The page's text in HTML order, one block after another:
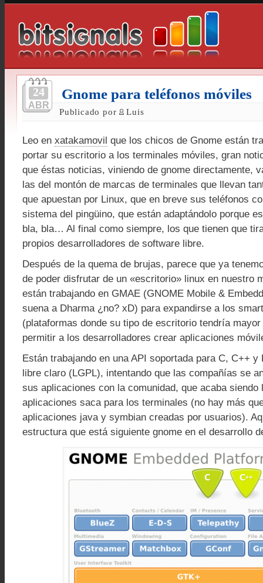
24
ABR
Gnome para teléfonos móviles
Publicado por Luis
Leo en xatakamovil que los chicos de Gnome están
portar su escritorio a los terminales móviles, gran
que éstas noticias, viniendo de gnome directamente,
las del montón de marcas de terminales que llevan
que apuestan por Linux, que en breve sus teléfonos
sistema del pingüino, que están adaptándolo porque
bla, bla… Al final como siempre, los que tienen que
propios desarrolladores de software libre.
Después de la quema de brujas, parece que ya
de poder disfrutar de un «escritorio» linux en nuestro
están trabajando en GMAE (GNOME Mobile &
suena a Dharma ¿no? xD) para expandirse a los
(plataformas donde su tipo de escritorio tendría
permitir a los desarrolladores crear aplicaciones
Están trabajando en una API soportada para C, C++
libre claro (LGPL), intentando que las compañías se
sus aplicaciones con la comunidad, que acaba siendo
aplicaciones saca para los terminales (no hay más
aplicaciones java y symbian creadas por usuarios).
estructura que está siguiente gnome en el desarrollo